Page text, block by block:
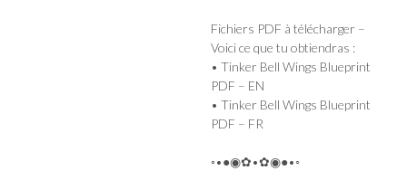
Fichiers PDF à télécharger –
Voici ce que tu obtiendras :
• Tinker Bell Wings Blueprint
PDF – EN
• Tinker Bell Wings Blueprint
PDF – FR
◦•●◉✿•✿◉●•◦